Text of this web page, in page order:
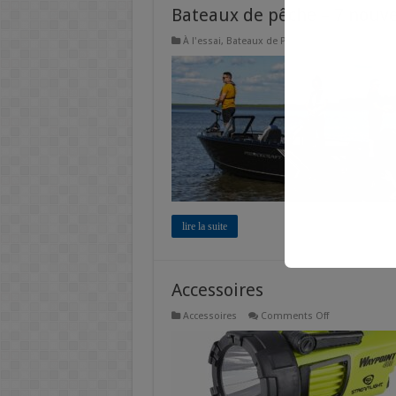
Bateaux de pêche – 7
À l'essai, Bateaux de Pêche
lire la suite
Accessoires
Accessoires Comments Offon